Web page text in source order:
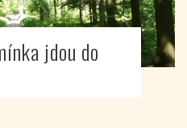
jdou do